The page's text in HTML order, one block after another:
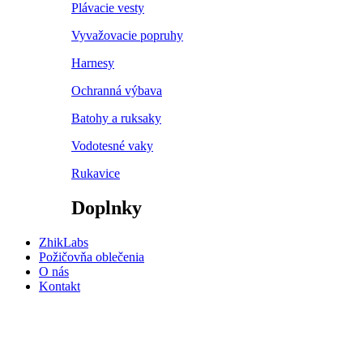
Plávacie vesty
Vyvažovacie popruhy
Harnesy
Ochranná výbava
Batohy a ruksaky
Vodotesné vaky
Rukavice
Doplnky
ZhikLabs
Požičovňa oblečenia
O nás
Kontakt